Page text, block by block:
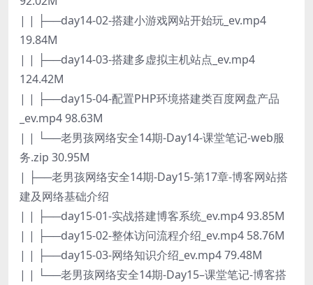
| | ├──day14-02-搭建小游戏网站开始玩_ev.mp4
19.84M
| | ├──day14-03-搭建多虚拟主机站点_ev.mp4
124.42M
| | ├──day15-04-配置PHP环境搭建类百度网盘产品
_ev.mp4 98.63M
| | └──老男孩网络安全14期-Day14-课堂笔记-web服
务.zip 30.95M
| ├──老男孩网络安全14期-Day15-第17章-博客网站搭
建及网络基础介绍
| | ├──day15-01-实战搭建博客系统_ev.mp4 93.85M
| | ├──day15-02-整体访问流程介绍_ev.mp4 58.76M
| | ├──day15-03-网络知识介绍_ev.mp4 79.48M
| | └──老男孩网络安全14期-Day15–课堂笔记-博客搭